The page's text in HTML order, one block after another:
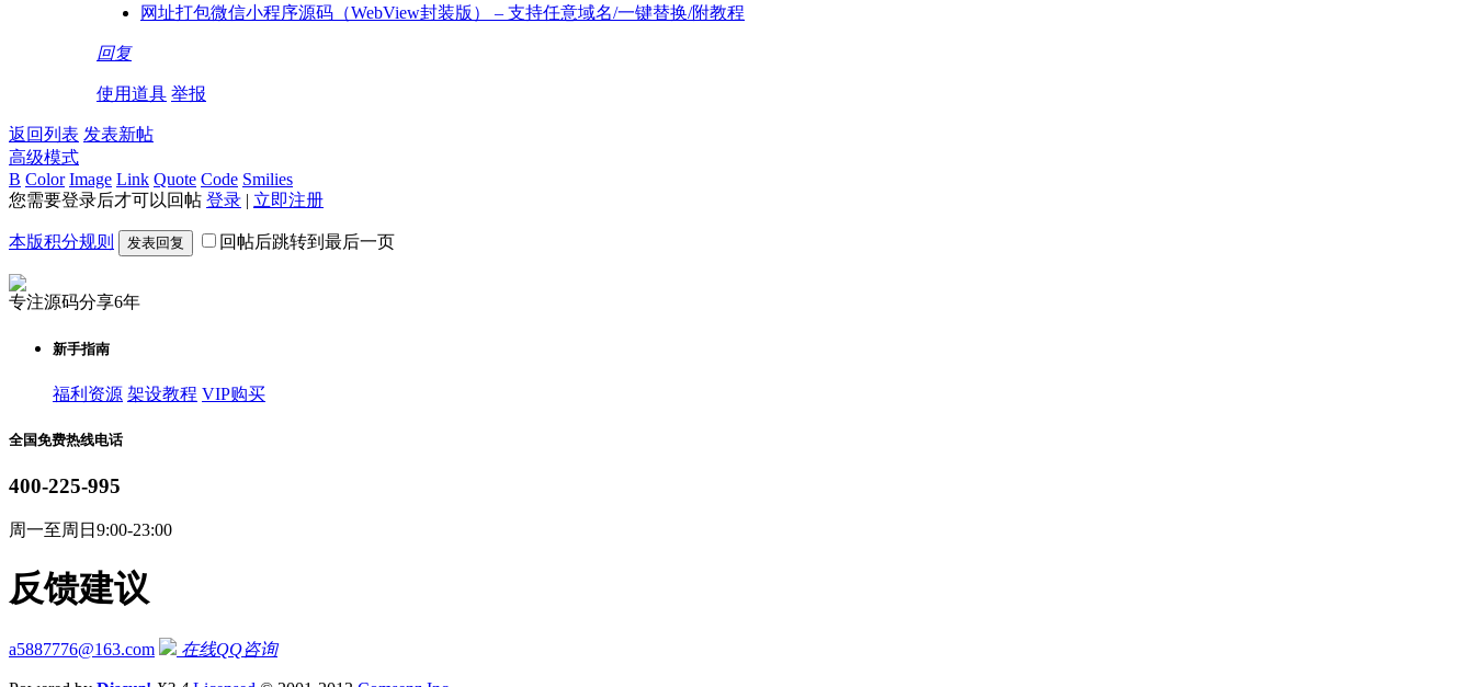
网址打包微信小程序源码（WebView封装版） – 支持任意域名/一键替换/附教程
回复
使用道具 举报
返回列表 发表新帖
高级模式
B Color Image Link Quote Code Smilies
您需要登录后才可以回帖 登录 | 立即注册
本版积分规则 发表回复 回帖后跳转到最后一页
专注源码分享6年
新手指南
福利资源 架设教程 VIP购买
全国免费热线电话
400-225-995
周一至周日9:00-23:00
反馈建议
a5887776@163.com 在线QQ咨询